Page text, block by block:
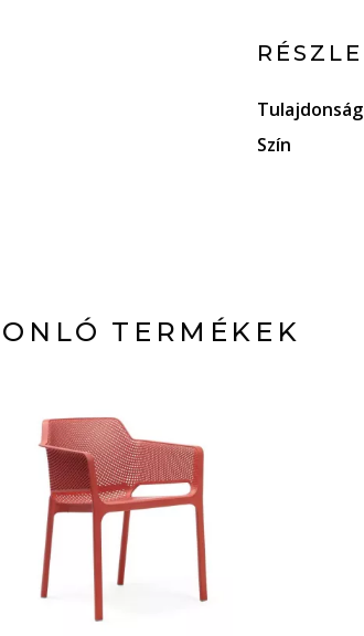
Szín
TERMÉKEK